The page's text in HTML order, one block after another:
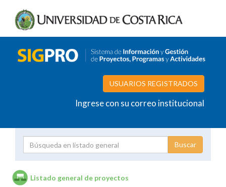
USUARIOS REGISTRADOS
Ingrese con su correo institucional
Listado general de proyectos